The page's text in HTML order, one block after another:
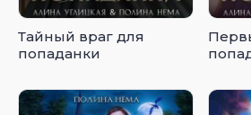
Тайный враг для
попаданки